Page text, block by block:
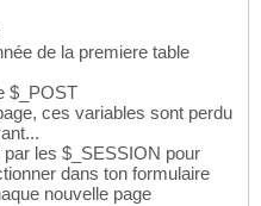
de la premiere table
$_POST
ces variables sont perdu
les $_SESSION pour
dans ton formulaire
nouvelle page